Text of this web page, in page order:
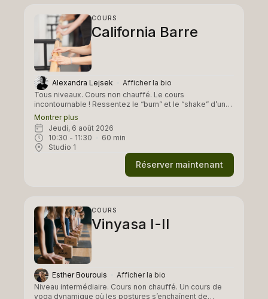
COURS
California Barre
Alexandra Lejsek
Afficher la bio
Tous niveaux. Cours non chauffé. Le cours
incontournable ! Ressentez le “burn” et le “shake” d’un
travail à la barre, et les effets associés au travail
musculaire isométrique. Le cours est intense, de
l’échauffement jusqu’au stretch final, mais le faible
impact des exercices permet à tous les niveaux de
s’entraîner et de ressentir les effets positifs dès les
isolés, votre silhouette est raffermie, allongée et
Montrer plus
jeudi, 6 août 2026
10:30 - 11:30 60 min
Studio 1
Réserver maintenant
COURS
Vinyasa I-II
Esther Bourouis
Afficher la bio
Niveau intermédiaire. Cours non chauffé. Un cours de
yoga dynamique où les postures s’enchaînent de